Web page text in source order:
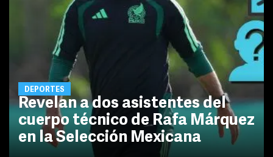
DEPORTES
Revelan a dos asistentes del
cuerpo técnico de Rafa Márquez
en la Selección Mexicana